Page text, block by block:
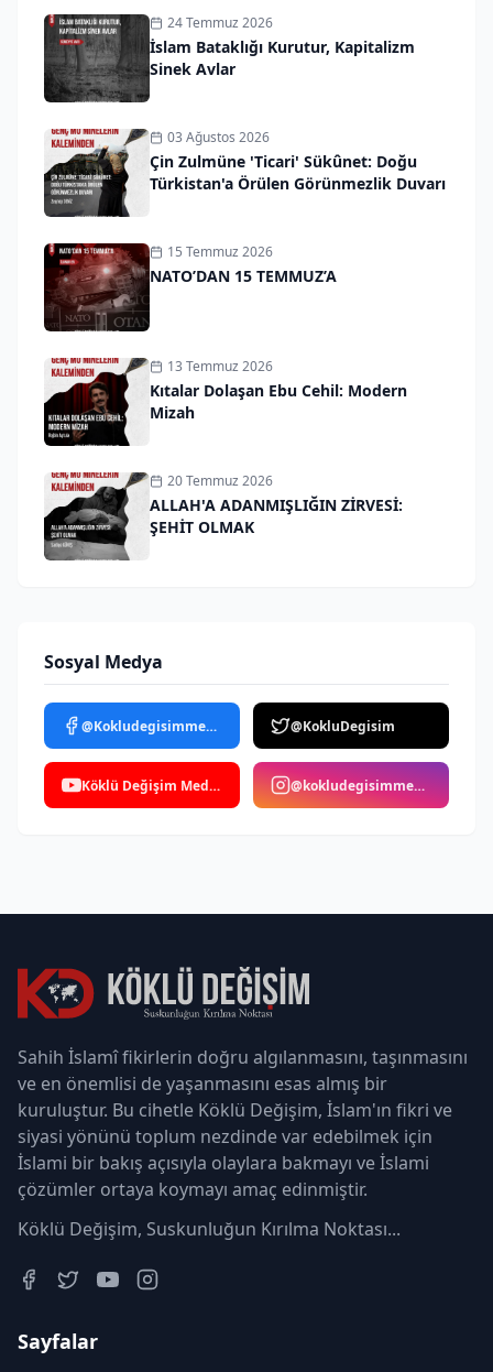
24 Temmuz 2026
İslam Bataklığı Kurutur, Kapitalizm
Sinek Avlar
03 Ağustos 2026
Çin Zulmüne 'Ticari' Sükûnet: Doğu
Türkistan'a Örülen Görünmezlik Duvarı
15 Temmuz 2026
NATO’DAN 15 TEMMUZ’A
13 Temmuz 2026
Kıtalar Dolaşan Ebu Cehil: Modern
Mizah
20 Temmuz 2026
ALLAH'A ADANMIŞLIĞIN ZİRVESİ:
ŞEHİT OLMAK
Sosyal Medya
@Kokludegisimmedya @KokluDegisim
Köklü Değişim Medya @kokludegisimmedya
Sahih İslamî fikirlerin doğru algılanmasını, taşınmasını
ve en önemlisi de yaşanmasını esas almış bir
kuruluştur. Bu cihetle Köklü Değişim, İslam'ın fikri ve
siyasi yönünü toplum nezdinde var edebilmek için
İslami bir bakış açısıyla olaylara bakmayı ve İslami
çözümler ortaya koymayı amaç edinmiştir.
Köklü Değişim, Suskunluğun Kırılma Noktası...
Sayfalar